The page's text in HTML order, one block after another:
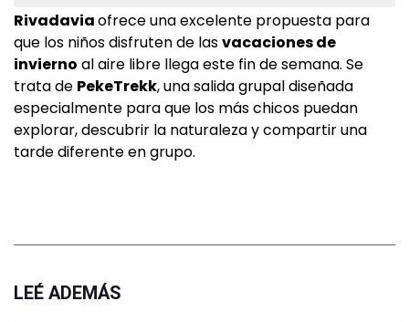
Rivadaviaofrece una excelente propuesta para
que los niños disfruten de lasvacaciones de
invierno al aire libre llega este fin de semana. Se
trata de PekeTrekk, una salida grupal diseñada
especialmente para que los más chicos puedan
explorar, descubrir la naturaleza y compartir una
tarde diferente en grupo.
LEÉ ADEMÁS